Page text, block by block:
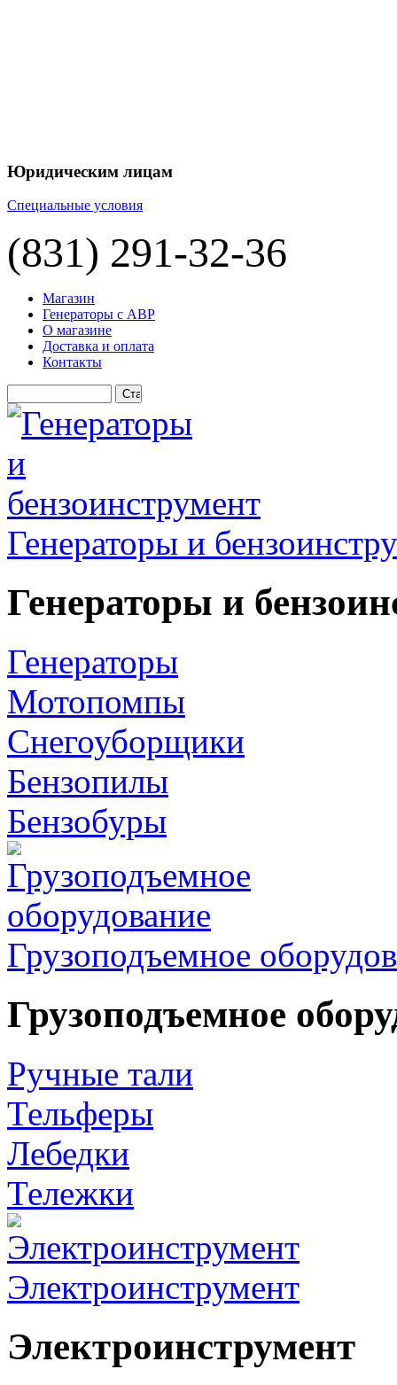
Юридическим лицам
Специальные условия
(831) 291-32-36
Магазин
Генераторы с АВР
О магазине
Доставка и оплата
Контакты
Генераторы и
Генераторы и
Генераторы
Мотопомпы
Снегоуборщики
Бензопилы
Бензобуры
Грузоподъемное
Грузоподъемное
Ручные тали
Тельферы
Лебедки
Тележки
Электроинструмент
Электроинструмент